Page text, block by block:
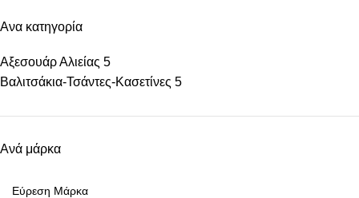
Ανα κατηγορία
Αξεσουάρ Αλιείας 5
Βαλιτσάκια-Τσάντες-Κασετίνες 5
Ανά μάρκα